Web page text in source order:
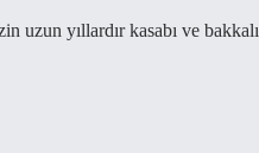
uzun yıllardır kasabı ve bakkalı